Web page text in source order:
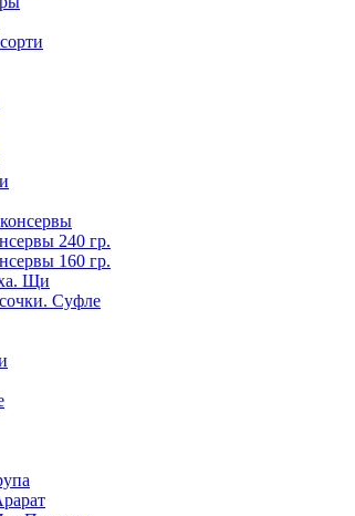
240 гр.
160 гр.
Щи
Суфле